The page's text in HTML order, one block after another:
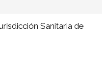
Sanitaria de